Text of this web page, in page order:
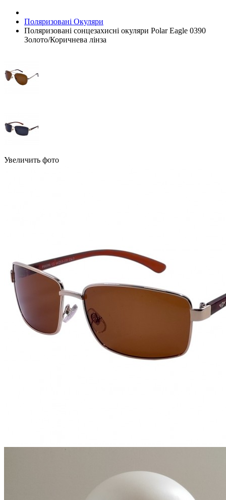
Поляризовані Окуляри
Поляризовані сонцезахисні окуляри Polar Eagle 0390
Золото/Коричнева лінза
Увеличить фото